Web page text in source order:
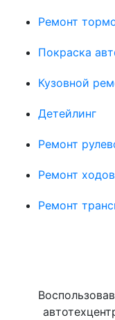
Ремонт
Покраска
Кузовной
Детейлинг
Ремонт
Ремонт
Ремонт